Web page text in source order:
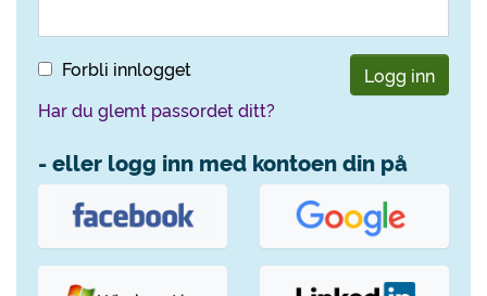
Forbli innlogget
Logg inn
Har du glemt passordet ditt?
- eller logg inn med kontoen din på